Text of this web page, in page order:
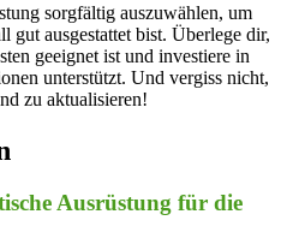
sorgfältig auszuwählen, um
gut ausgestattet bist. Überlege dir,
geeignet ist und investiere in
unterstützt. Und vergiss nicht,
zu aktualisieren!
Ausrüstung für die